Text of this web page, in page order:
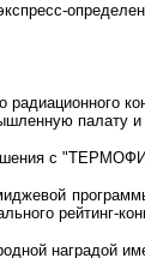
радиационного
палату
с
рейтинг-
наградой